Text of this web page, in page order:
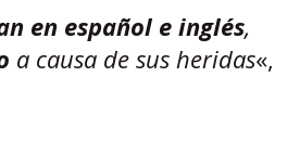
en español e inglés,
a causa de sus heridas«,